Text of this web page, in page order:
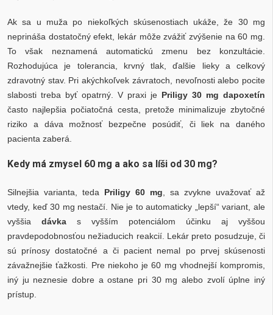
Ak sa u muža po niekoľkých skúsenostiach ukáže, že 30 mg
neprináša dostatočný efekt, lekár môže zvážiť zvýšenie na 60 mg.
To však neznamená automatickú zmenu bez konzultácie.
Rozhodujúca je tolerancia, krvný tlak, ďalšie lieky a celkový
zdravotný stav. Pri akýchkoľvek závratoch, nevoľnosti alebo pocite
slabosti treba byť opatrný. V praxi je Priligy 30 mg dapoxetín
často najlepšia počiatočná cesta, pretože minimalizuje zbytočné
riziko a dáva možnosť bezpečne posúdiť, či liek na daného
pacienta zaberá.
Kedy má zmysel 60 mg a ako sa líši od 30 mg?
Silnejšia varianta, teda Priligy 60 mg , sa zvykne uvažovať až
vtedy, keď 30 mg nestačí. Nie je to automaticky „lepší“ variant, ale
vyššia dávka s vyšším potenciálom účinku aj vyššou
pravdepodobnosťou nežiaducich reakcií. Lekár preto posudzuje, či
sú prínosy dostatočné a či pacient nemal po prvej skúsenosti
závažnejšie ťažkosti. Pre niekoho je 60 mg vhodnejší kompromis,
iný ju neznesie dobre a ostane pri 30 mg alebo zvolí úplne iný
prístup.